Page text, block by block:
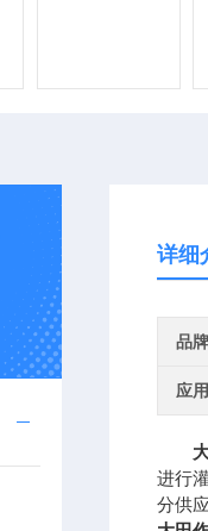
详细
品牌
应
进行
分供